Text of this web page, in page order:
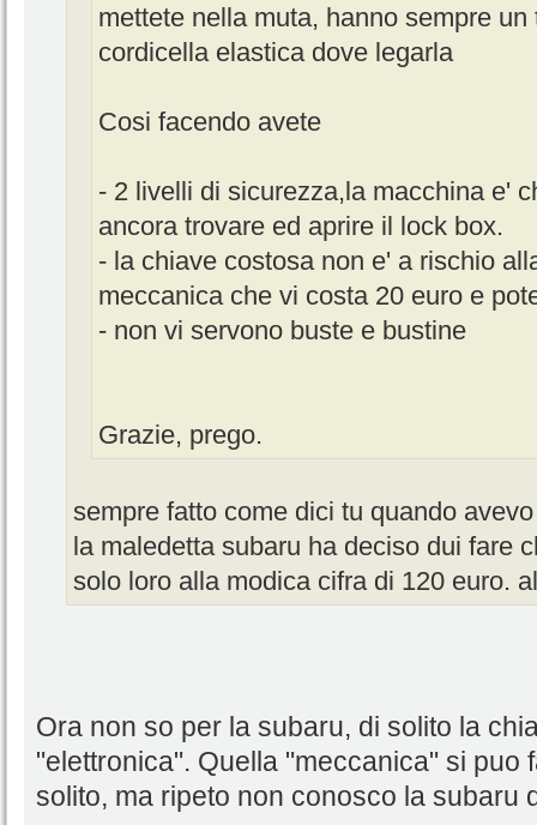
mettete nella muta, hanno sempre
cordicella elastica dove legarla
Cosi facendo avete
- 2 livelli di sicurezza,la macchina e'
ancora trovare ed aprire il lock box.
- la chiave costosa non e' a rischio
meccanica che vi costa 20 euro e
- non vi servono buste e bustine
Grazie, prego.
sempre fatto come dici tu quando
la maledetta subaru ha deciso dui fare
solo loro alla modica cifra di 120 euro.
Ora non so per la subaru, di solito la
"elettronica". Quella "meccanica" si puo
solito, ma ripeto non conosco la subaru